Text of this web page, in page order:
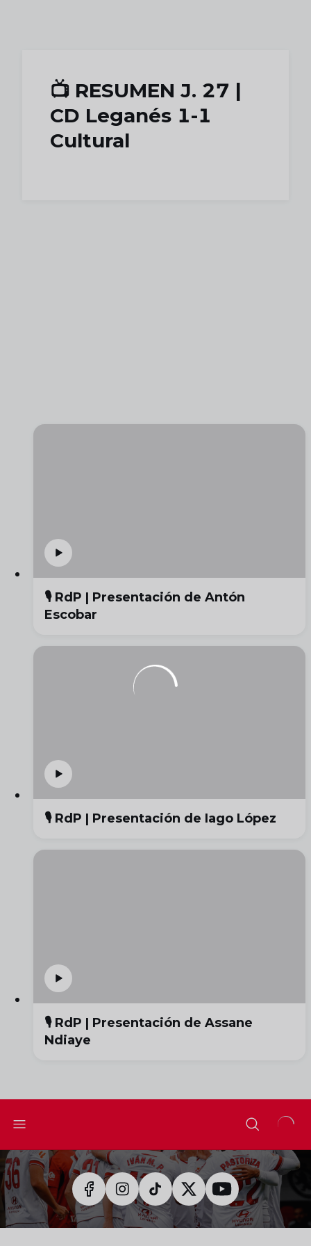
📺 RESUMEN J. 27 |
CD Leganés 1-1
Cultural
🎙️ RdP | Presentación de Antón
Escobar
🎙️ RdP | Presentación de Iago López
🎙️ RdP | Presentación de Assane
Ndiaye